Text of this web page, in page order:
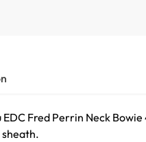
Fred Perrin Neck
sheath.